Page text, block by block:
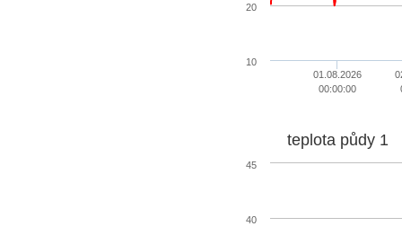
01.08.2026
00:00:00
20
10
teplota půdy 1
40
45